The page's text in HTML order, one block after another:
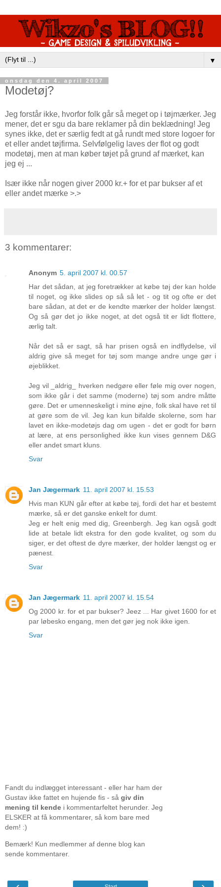
▼
onsdag den 4. april 2007
Modetøj?
Jeg forstår ikke, hvorfor folk går så meget op i tøjmærker. Jeg
mener, det er sgu da bare reklamer på din beklædning! Jeg
synes ikke, det er særlig fedt at gå rundt med store logoer for
et eller andet tøjfirma. Selvfølgelig laves der flot og godt
modetøj, men at man køber tøjet på grund af mærket, kan
jeg ej ...
Især ikke når nogen giver 2000 kr.+ for et par bukser af et
eller andet mærke >.>
3 kommentarer:
Anonym 5. april 2007 kl. 00.57
Har det sådan, at jeg foretrækker at købe tøj der kan holde
til noget, og ikke slides op så så let - og tit og ofte er det
bare sådan, at det er de kendte mærker der holder længst.
Og så gør det jo ikke noget, at det også tit er lidt flottere,
ærlig talt.
Når det så er sagt, så har prisen også en indflydelse, vil
aldrig give så meget for tøj som mange andre unge gør i
øjeblikket.
Jeg vil _aldrig_ hverken nedgøre eller føle mig over nogen,
som ikke går i det samme (moderne) tøj som andre måtte
gøre. Det er umenneskeligt i mine øjne, folk skal have ret til
at gøre som de vil. Jeg kan kun bifalde skolerne, som har
lavet en ikke-modetøjs dag om ugen - det er godt for børn
at lære, at ens personlighed ikke kun vises gennem D&G
eller andet smart kluns.
Svar
Jan Jægermark 11. april 2007 kl. 15.53
Hvis man KUN går efter at købe tøj, fordi det har et bestemt
mærke, så er det ganske enkelt for dumt.
Jeg er helt enig med dig, Greenbergh. Jeg kan også godt
lide at betale lidt ekstra for den gode kvalitet, og som du
siger, er det oftest de dyre mærker, der holder længst og er
pænest.
Svar
Jan Jægermark 11. april 2007 kl. 15.54
Og 2000 kr. for et par bukser? Jeez ... Har givet 1600 for et
par løbesko engang, men det gør jeg nok ikke igen.
Svar
Fandt du indlægget interessant - eller har ham der
Gustav ikke fattet en hujende fis - så giv din
mening til kende i kommentarfeltet herunder. Jeg
ELSKER at få kommentarer, så kom bare med
dem! :)
Bemærk! Kun medlemmer af denne blog kan
sende kommentarer.